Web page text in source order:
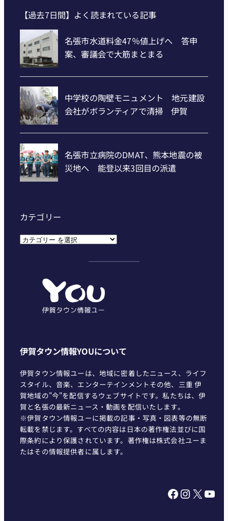
【過去7日間】よく読まれている記事
カテゴリー
カ
伊賀タウン情報YOUについて
伊賀タウン情報ユーは、地域に密着したニュース、ライフ
スタイル、音楽、エンターテインメントその他、三重 伊
賀地域の"今"を配信するウェブサイトです。私たちは、伊
賀と名張の最新ニュース・動画を配信いたします。
※伊賀タウン情報ユーに掲載の記事・写真・図表等の無断
転載を禁じます。すべての内容は日本の著作権法並びに国
際条約により保護されています。著作権は株式会社ユーま
たはその情報提供者に属します。
Facebook InstagramX YouTube